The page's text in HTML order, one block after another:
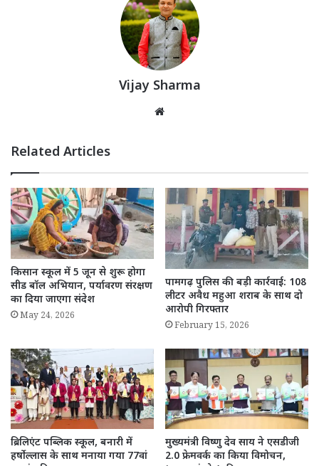
Vijay Sharma
Related Articles
किसान स्कूल में 5 जून से शुरू होगा
सीड बॉल अभियान, पर्यावरण संरक्षण
का दिया जाएगा संदेश
May 24, 2026
पामगढ़ पुलिस की बड़ी कार्रवाई: 108
लीटर अवैध महुआ शराब के साथ दो
आरोपी गिरफ्तार
February 15, 2026
ब्रिलिएंट पब्लिक स्कूल, बनारी में
हर्षोल्लास के साथ मनाया गया 77वां
मुख्यमंत्री विष्णु देव साय ने एसडीजी
2.0 फ्रेमवर्क का किया विमोचन,